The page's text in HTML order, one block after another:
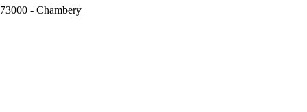
73000 - Chambery